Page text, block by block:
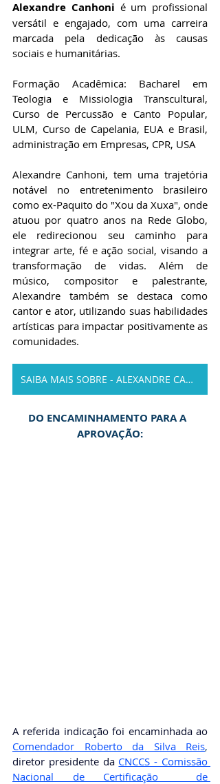
Alexandre Canhoni é um profissional
versátil e engajado, com uma carreira
marcada pela dedicação às causas
sociais e humanitárias.
Formação Acadêmica: Bacharel em
Teologia e Missiologia Transcultural,
Curso de Percussão e Canto Popular,
ULM, Curso de Capelania, EUA e Brasil,
administração em Empresas, CPR, USA
Alexandre Canhoni, tem uma trajetória
notável no entretenimento brasileiro
como ex-Paquito do "Xou da Xuxa", onde
atuou por quatro anos na Rede Globo,
ele redirecionou seu caminho para
integrar arte, fé e ação social, visando a
transformação de vidas. Além de
músico, compositor e palestrante,
Alexandre também se destaca como
cantor e ator, utilizando suas habilidades
artísticas para impactar positivamente as
comunidades.
SAIBA MAIS SOBRE - ALEXANDRE CANHONI
DO ENCAMINHAMENTO PARA A
APROVAÇÃO:
Comendador Roberto da Silva Reis
diretor presidente da CNCCS - Comissão
Nacional de Certificação  de